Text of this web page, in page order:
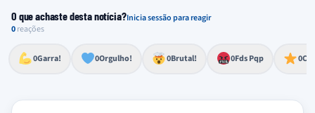
O que achaste desta notícia?Inicia sessão para reagir
0reações
0Garra!
Esforço, determinação, aprovação forte
0Orgulho!
Lealdade, amor clubístico, sentimento profundo
0Brutal!
Impressionante, chocante, de grande impacto 0Fds Pqp
Reação de desespero, raiva, frustração ou espanto extremo 0
Excelência, destaque, o melhor